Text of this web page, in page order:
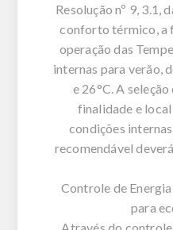
Resolução nº 9, 3.1,
conforto térmico, a
operação das
internas para verão,
e 26°C. A
finalidade e
condições
recomendável
Controle de
para